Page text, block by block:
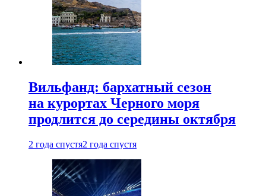
Вильфанд: бархатный сезон
на курортах Черного моря
продлится до середины октября
2 года спустя2 года спустя